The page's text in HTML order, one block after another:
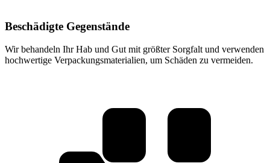
Beschädigte Gegenstände
Wir behandeln Ihr Hab und Gut mit größter Sorgfalt und verwenden
hochwertige Verpackungsmaterialien, um Schäden zu vermeiden.